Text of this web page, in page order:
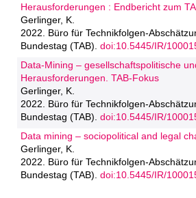
Herausforderungen : Endbericht zum
Gerlinger, K.
2022. Büro für Technikfolgen-
Bundestag (TAB). doi:10.5445/IR/
Data-Mining – gesellschaftspolitische
Herausforderungen. TAB-Fokus
Gerlinger, K.
2022. Büro für Technikfolgen-
Bundestag (TAB). doi:10.5445/IR/
Data mining – sociopolitical and legal
Gerlinger, K.
2022. Büro für Technikfolgen-
Bundestag (TAB). doi:10.5445/IR/